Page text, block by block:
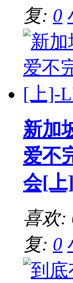
复: 0
新加
爱不
会[
喜欢
复: 0